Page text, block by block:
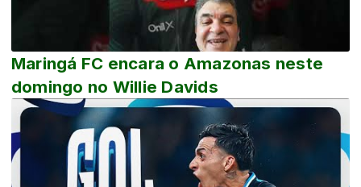
Maringá FC encara o Amazonas neste
domingo no Willie Davids